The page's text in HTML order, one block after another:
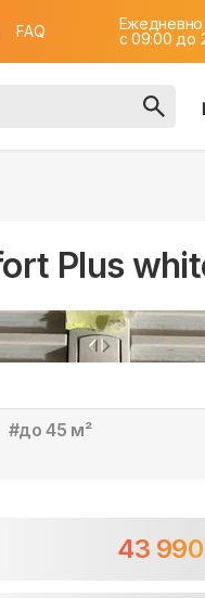
FAQ
Ежедневно
c 09:00 до
Plus
#до 45 м²
43 990